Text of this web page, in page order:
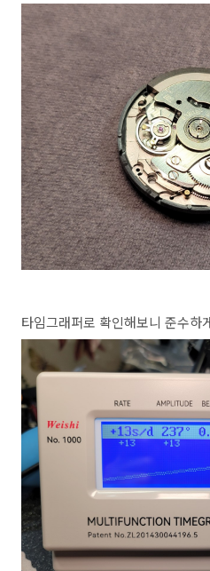
타임그래퍼로 확인해보니 준수하